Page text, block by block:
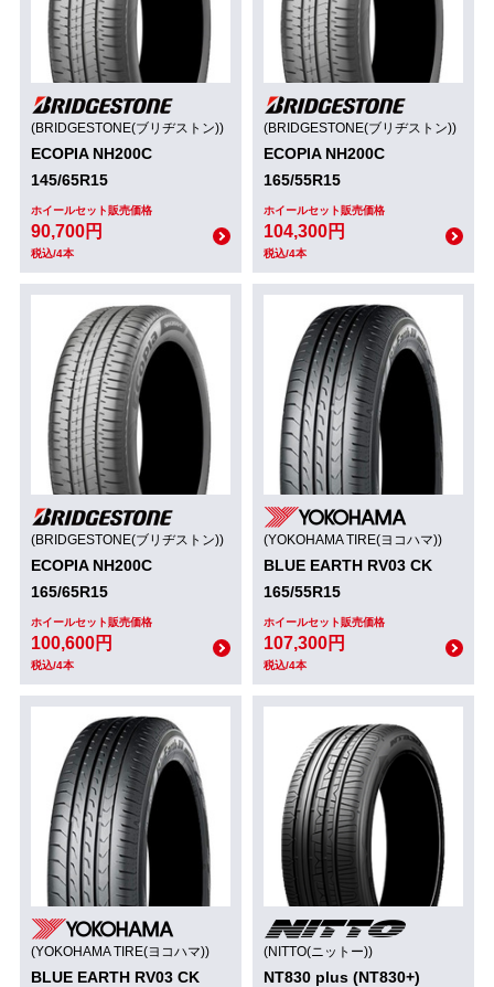
(BRIDGESTONE(ブリヂストン))
ECOPIA NH200C
145/65R15
ホイールセット販売価格
90,700円
税込/4本
(BRIDGESTONE(ブリヂストン))
ECOPIA NH200C
165/55R15
ホイールセット販売価格
104,300円
税込/4本
(BRIDGESTONE(ブリヂストン))
ECOPIA NH200C
165/65R15
ホイールセット販売価格
100,600円
税込/4本
(YOKOHAMA TIRE(ヨコハマ))
BLUE EARTH RV03 CK
165/55R15
ホイールセット販売価格
107,300円
税込/4本
(YOKOHAMA TIRE(ヨコハマ))
BLUE EARTH RV03 CK
(NITTO(ニットー))
NT830 plus (NT830+)